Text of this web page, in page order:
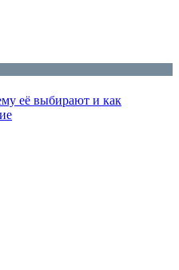
её выбирают и как